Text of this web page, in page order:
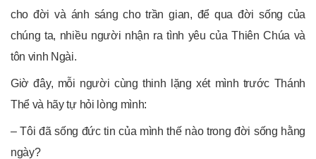
cho đời và ánh sáng cho trần gian, để qua đời sống của
chúng ta, nhiều người nhận ra tình yêu của Thiên Chúa và
tôn vinh Ngài.
Giờ đây, mỗi người cùng thinh lặng xét mình trước Thánh
Thể và hãy tự hỏi lòng mình:
– Tôi đã sống đức tin của mình thế nào trong đời sống hằng
ngày?